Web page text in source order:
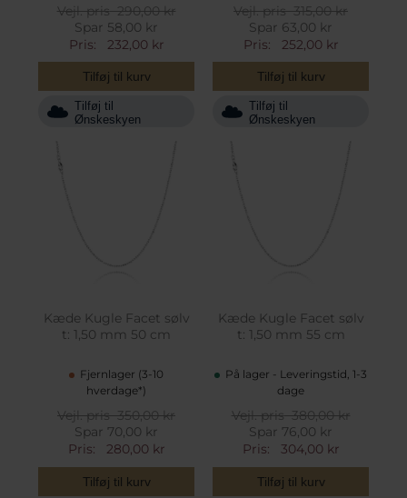
Vejl. pris290,00 kr
Spar 58,00 kr
Pris:
232,00 kr
Tilføj til kurv
Tilføj til
Ønskeskyen
Vejl. pris315,00 kr
Spar 63,00 kr
Pris:
252,00 kr
Tilføj til kurv
Tilføj til
Ønskeskyen
Kæde Kugle Facet sølv
t: 1,50 mm 50 cm
Fjernlager (3-10
hverdage*)
Vejl. pris350,00 kr
Spar 70,00 kr
Pris:
280,00 kr
Tilføj til kurv
Kæde Kugle Facet sølv
t: 1,50 mm 55 cm
På lager - Leveringstid, 1-3
dage
Vejl. pris380,00 kr
Spar 76,00 kr
Pris:
304,00 kr
Tilføj til kurv